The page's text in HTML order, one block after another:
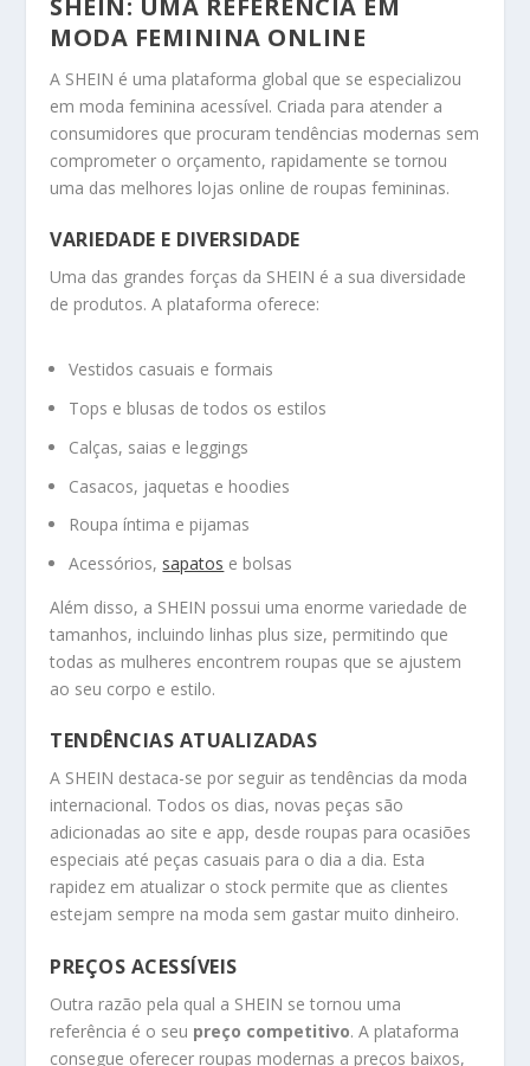
MODA FEMININA ONLINE
A SHEIN é uma plataforma global que se especializou
em moda feminina acessível. Criada para atender a
consumidores que procuram tendências modernas sem
comprometer o orçamento, rapidamente se tornou
uma das melhores lojas online de roupas femininas.
VARIEDADE E DIVERSIDADE
Uma das grandes forças da SHEIN é a sua diversidade
de produtos. A plataforma oferece:
Vestidos casuais e formais
Tops e blusas de todos os estilos
Calças, saias e leggings
Casacos, jaquetas e hoodies
Roupa íntima e pijamas
Acessórios, sapatos e bolsas
Além disso, a SHEIN possui uma enorme variedade de
tamanhos, incluindo linhas plus size, permitindo que
todas as mulheres encontrem roupas que se ajustem
ao seu corpo e estilo.
TENDÊNCIAS ATUALIZADAS
A SHEIN destaca-se por seguir as tendências da moda
internacional. Todos os dias, novas peças são
adicionadas ao site e app, desde roupas para ocasiões
especiais até peças casuais para o dia a dia. Esta
rapidez em atualizar o stock permite que as clientes
estejam sempre na moda sem gastar muito dinheiro.
PREÇOS ACESSÍVEIS
Outra razão pela qual a SHEIN se tornou uma
referência é o seu preço competitivo. A plataforma
consegue oferecer roupas modernas a preços baixos,